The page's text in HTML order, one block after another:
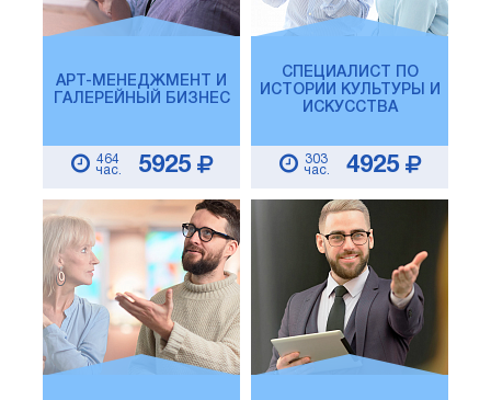
АРТ-МЕНЕДЖМЕНТ И
ГАЛЕРЕЙНЫЙ БИЗНЕС
464
час.
5925
СПЕЦИАЛИСТ ПО
ИСТОРИИ КУЛЬТУРЫ И
ИСКУССТВА
303
час.
4925